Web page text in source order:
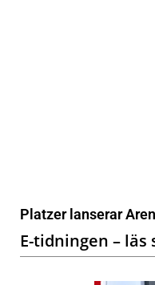
Platzer lanserar
E-tidningen –